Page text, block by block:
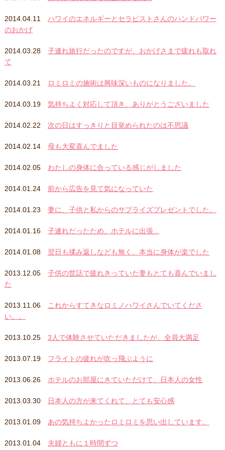
2014.04.11
ハワイのエネルギーとセラピストさんのハンドパワー
のおかげ
2014.03.28
子連れ旅行だったのですが、おかげさまで疲れも取れ
て
2014.03.21 ロミロミの施術は興味深いものになりました。
2014.03.19 気持ちよく対応して頂き、ありがとうございました
2014.02.22 次の日はすっきりと目覚められたのは不思議
2014.02.14 母も大変喜んでました
2014.02.05 わたしの身体に合っている感じがしました
2014.01.24 前から広告を見て気になっていた
2014.01.23 妻に、子供と私からのサプライズプレゼントでした。
2014.01.16 子連れだったため、ホテルに出張...
2014.01.08 翌日も揉み返しなども無く、本当に身体が楽でした
2013.12.05
子供の世話で疲れきっていた妻もとても喜んでいまし
た
2013.11.06
これからすてきなロミノハワイさんでいてくださ
い。。
2013.10.25 3人で体験させていただきましたが、全員大満足
2013.07.19 フライトの疲れが吹っ飛ぶように
2013.06.26 ホテルのお部屋にきていただけて、日本人の女性
2013.03.30 日本人の方が来てくれて、とても安心感
2013.01.09 あの気持ちよかったロミロミを思い出しています。
2013.01.04 夫婦ともに１時間ずつ